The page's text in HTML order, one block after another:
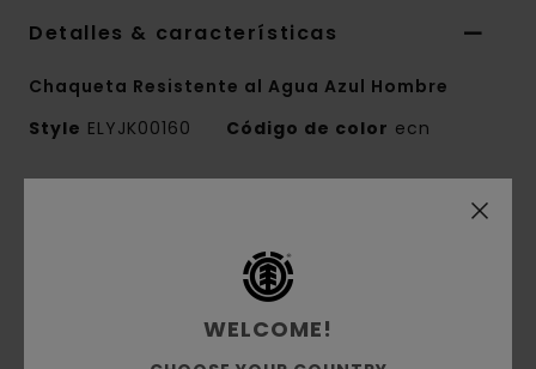
Detalles & características
Chaqueta Resistente al Agua Azul Hombre
Style ELYJK00160 Código de color ecn
mezcla de algodón y poliéster
Impermeabilidad:Tejido con tratamiento
WELCOME!